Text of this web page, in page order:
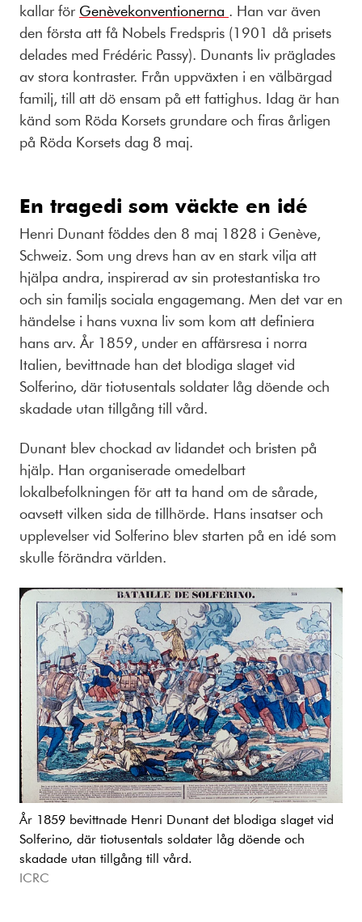
kallar för Genèvekonventionerna . Han var även
den första att få Nobels Fredspris (1901 då prisets
delades med Frédéric Passy). Dunants liv präglades
av stora kontraster. Från uppväxten i en välbärgad
familj, till att dö ensam på ett fattighus. Idag är han
känd som Röda Korsets grundare och firas årligen
på Röda Korsets dag 8 maj.
En tragedi som väckte en idé
Henri Dunant föddes den 8 maj 1828 i Genève,
Schweiz. Som ung drevs han av en stark vilja att
hjälpa andra, inspirerad av sin protestantiska tro
och sin familjs sociala engagemang. Men det var en
händelse i hans vuxna liv som kom att definiera
hans arv. År 1859, under en affärsresa i norra
Italien, bevittnade han det blodiga slaget vid
Solferino, där tiotusentals soldater låg döende och
skadade utan tillgång till vård.
Dunant blev chockad av lidandet och bristen på
hjälp. Han organiserade omedelbart
lokalbefolkningen för att ta hand om de sårade,
oavsett vilken sida de tillhörde. Hans insatser och
upplevelser vid Solferino blev starten på en idé som
skulle förändra världen.
År 1859 bevittnade Henri Dunant det blodiga slaget vid
Solferino, där tiotusentals soldater låg döende och
skadade utan tillgång till vård.
ICRC